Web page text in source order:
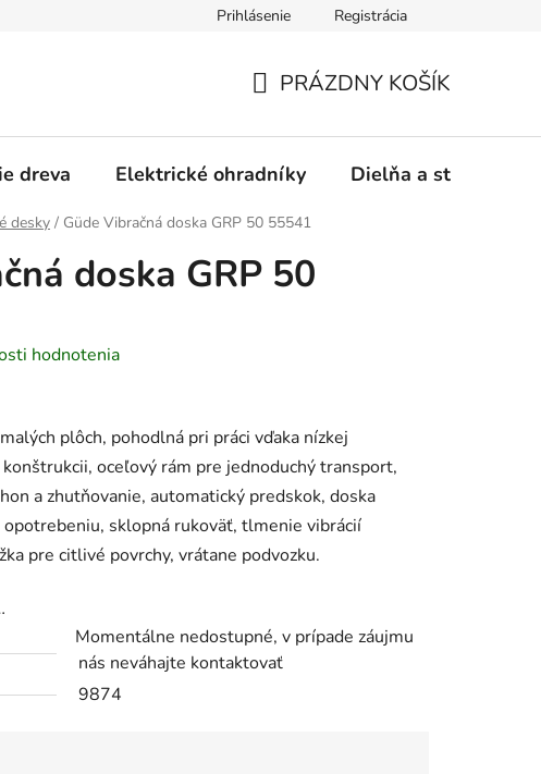
Zásady používania súborov cookies Záručný a pozáručný servis
Prihlásenie Registrácia
KOŠÍK
PRÁZDNY KOŠÍK
dreva Elektrické ohradníky Dielňa a stavba
desky / Güde Vibračná doska GRP 50 55541
doska GRP 50
hodnotenia
plôch, pohodlná pri práci vďaka nízkej
oceľový rám pre jednoduchý transport,
a zhutňovanie, automatický predskok, doska
sklopná rukoväť, tlmenie vibrácií
pre citlivé povrchy, vrátane podvozku.
Momentálne nedostupné, v prípade záujmu
nás neváhajte kontaktovať
9874